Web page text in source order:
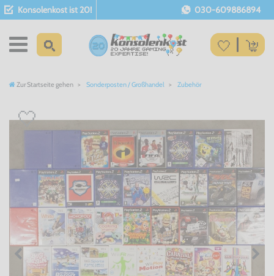
Konsolenkost ist 20! 030-609886894
Zur Startseite gehen Sonderposten / Großhandel Zubehör